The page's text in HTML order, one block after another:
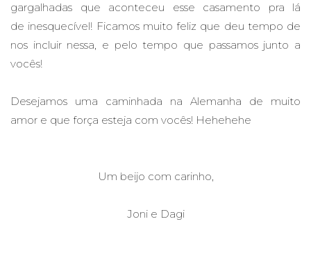
gargalhadas que aconteceu esse casamento pra lá
de inesquecível! Ficamos muito feliz que deu tempo de
nos incluir nessa, e pelo tempo que passamos junto a
vocês!
Desejamos uma caminhada na Alemanha de muito
amor e que força esteja com vocês! Hehehehe
Um beijo com carinho,
Joni e Dagi